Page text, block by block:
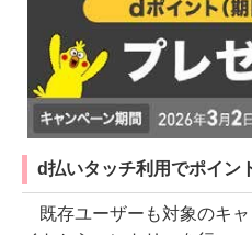
d払いタッチ利用でポイン
既存ユーザーも対象のキ